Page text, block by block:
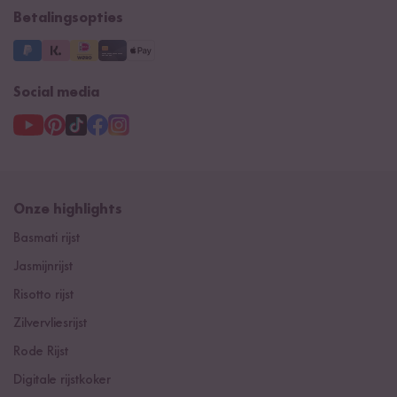
Betalingsopties
Social media
Onze highlights
Basmati rijst
Jasmijnrijst
Risotto rijst
Zilvervliesrijst
Rode Rijst
Digitale rijstkoker